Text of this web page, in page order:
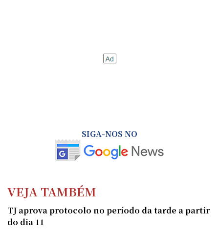
SIGA-NOS NO
VEJA TAMBÉM
TJ aprova protocolo no período da tarde a partir
do dia 11